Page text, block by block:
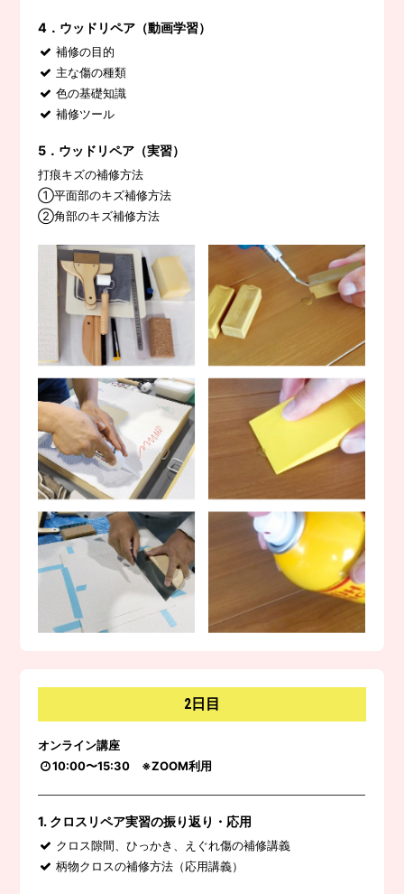
4．ウッドリペア（動画学習）
補修の目的
主な傷の種類
色の基礎知識
補修ツール
5．ウッドリペア（実習）
打痕キズの補修方法
①平面部のキズ補修方法
②角部のキズ補修方法
2日目
オンライン講座
10:00〜15:30 ※ZOOM利用
1. クロスリペア実習の振り返り・応用
クロス隙間、ひっかき、えぐれ傷の補修講義
柄物クロスの補修方法（応用講義）